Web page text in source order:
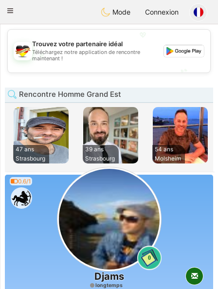
DeutschDating
Toggle
Mode Connexion
💖
💕
Trouvez votre partenaire idéal
Téléchargez notre application de rencontre
maintenant !
Rencontre Homme Grand Est
47 ans
Strasbourg
39 ans
Strasbourg
54 ans
Molsheim
0.6/1
0
Djams
longtemps